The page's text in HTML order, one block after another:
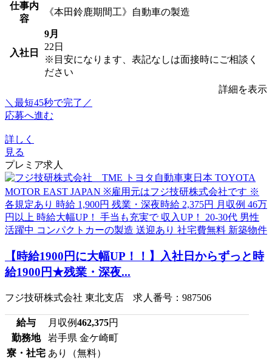
仕事内
容
《本田鈴鹿期間工》自動車の製造
入社日
9月
22日
※目安になります、表記なしは面接時にご相談く
ださい
詳細を表示
＼最短45秒で完了／
応募へ進む
詳しく
見る
プレミア求人
【時給1900円に大幅UP！！】入社日からずっと時
給1900円★残業・深夜...
フジ技研株式会社 東北支店 求人番号：987506
給与 月収例462,375円
勤務地
岩手県 金ケ崎町
寮・社宅 あり（無料）